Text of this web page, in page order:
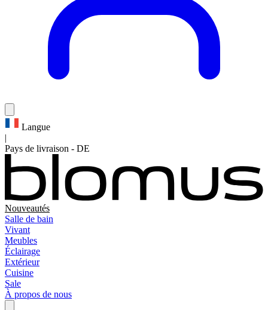
Langue
|
Pays de livraison - DE
Nouveautés
Salle de bain
Vivant
Meubles
Éclairage
Extérieur
Cuisine
Sale
À propos de nous